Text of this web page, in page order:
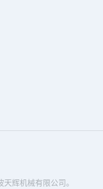
辉机械有限公司。